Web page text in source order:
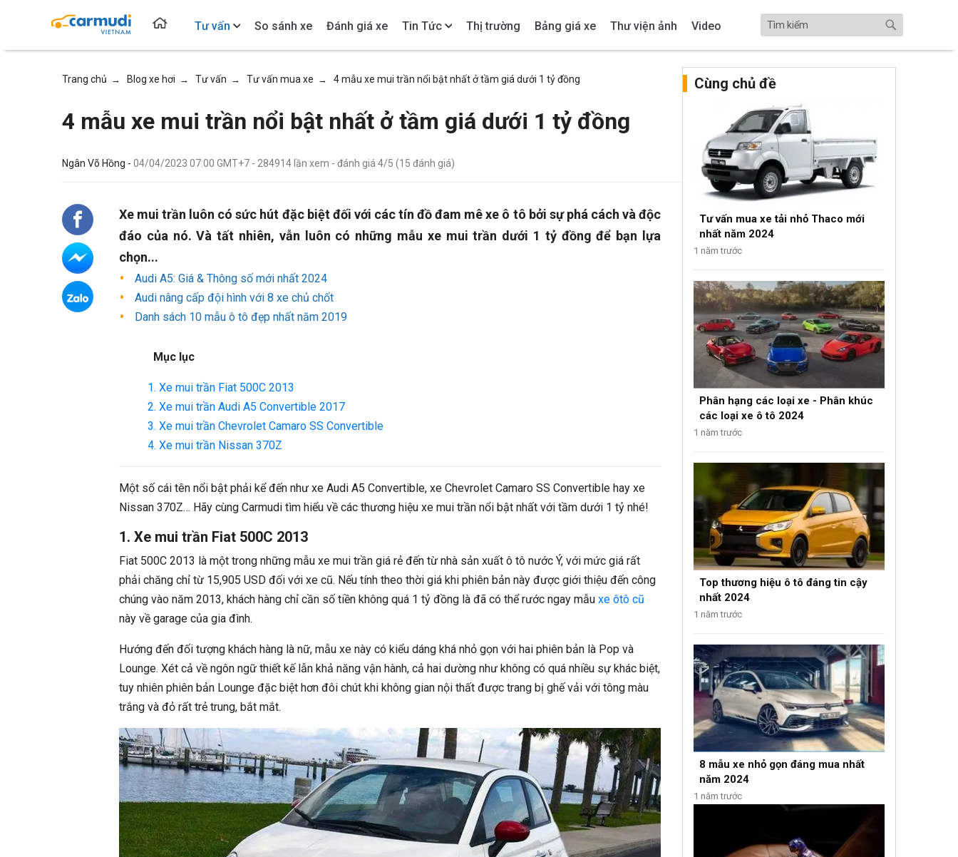
Tư vấn So sánh xe Đánh giá xe Tin Tức Thị trường Bảng giá xe Thư viện ảnh Video
Trang chủ → Blog xe hơi → Tư vấn → Tư vấn mua xe → 4 mẫu xe mui trần nổi bật nhất ở tầm giá dưới 1 tỷ đồng
4 mẫu xe mui trần nổi bật nhất ở tầm giá dưới 1 tỷ đồng
Ngân Võ Hồng - 04/04/2023 07:00 GMT+7 - 284914 lần xem - đánh giá 4/5 (15 đánh giá)
Xe mui trần luôn có sức hút đặc biệt đối với các tín đồ đam mê xe ô tô bởi sự phá cách và độc
đáo của nó. Và tất nhiên, vẫn luôn có những mẫu xe mui trần dưới 1 tỷ đồng để bạn lựa
chọn...
Audi A5: Giá & Thông số mới nhất 2024
Audi nâng cấp đội hình với 8 xe chủ chốt
Danh sách 10 mẫu ô tô đẹp nhất năm 2019
Mục lục
1. Xe mui trần Fiat 500C 2013
2. Xe mui trần Audi A5 Convertible 2017
3. Xe mui trần Chevrolet Camaro SS Convertible
4. Xe mui trần Nissan 370Z
Một số cái tên nổi bật phải kể đến như xe Audi A5 Convertible, xe Chevrolet Camaro SS Convertible hay xe
Nissan 370Z… Hãy cùng Carmudi tìm hiểu về các thương hiệu xe mui trần nổi bật nhất với tầm dưới 1 tỷ nhé!
1. Xe mui trần Fiat 500C 2013
Fiat 500C 2013 là một trong những mẫu xe mui trần giá rẻ đến từ nhà sản xuất ô tô nước Ý, với mức giá rất
phải chăng chỉ từ 15,905 USD đối với xe cũ. Nếu tính theo thời giá khi phiên bản này được giới thiệu đến công
chúng vào năm 2013, khách hàng chỉ cần số tiền không quá 1 tỷ đồng là đã có thể rước ngay mẫu xe ôtô cũ
này về garage của gia đình.
Hướng đến đối tượng khách hàng là nữ, mẫu xe này có kiểu dáng khá nhỏ gọn với hai phiên bản là Pop và
Lounge. Xét cả về ngôn ngữ thiết kế lẫn khả năng vận hành, cả hai dường như không có quá nhiều sự khác biệt,
tuy nhiên phiên bản Lounge đặc biệt hơn đôi chút khi không gian nội thất được trang bị ghế vải với tông màu
trắng và đỏ rất trẻ trung, bắt mắt.
Cùng chủ đề
Tư vấn mua xe tải nhỏ Thaco mới
nhất năm 2024
1 năm trước
Phân hạng các loại xe - Phân khúc
các loại xe ô tô 2024
1 năm trước
Top thương hiệu ô tô đáng tin cậy
nhất 2024
1 năm trước
8 mẫu xe nhỏ gọn đáng mua nhất
năm 2024
1 năm trước